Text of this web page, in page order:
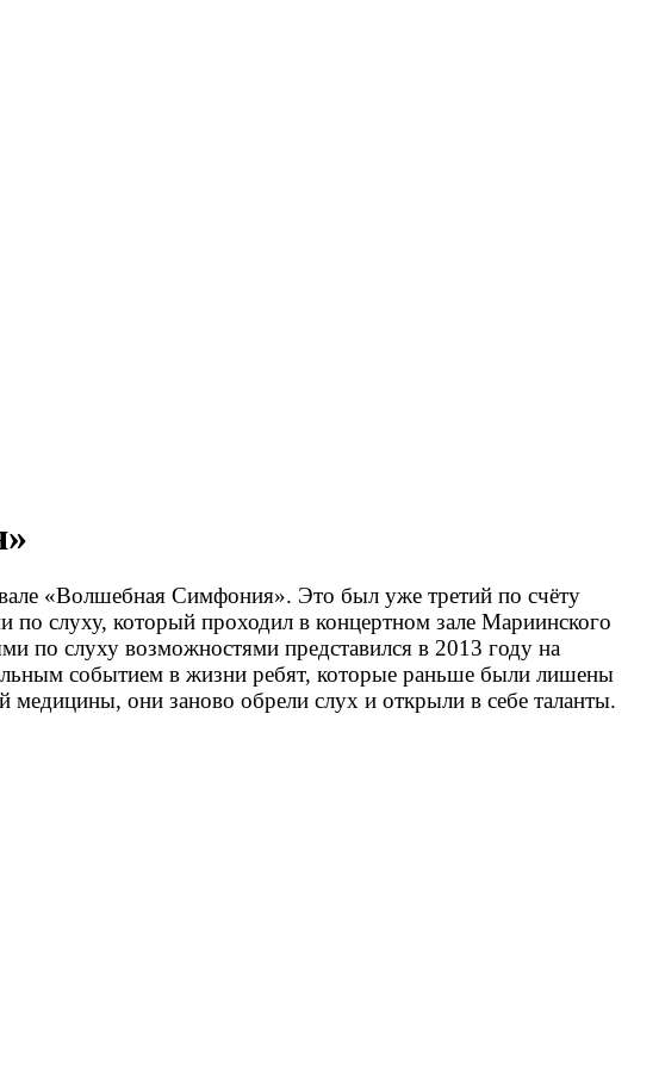
«Волшебная Симфония». Это был уже третий по счёту
слуху, который проходил в концертном зале Мариинского
по слуху возможностями представился в 2013 году на
событием в жизни ребят, которые раньше были лишены
они заново обрели слух и открыли в себе таланты.